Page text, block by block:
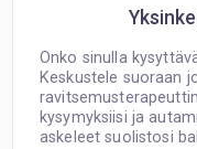
Onko sinulla
Keskustele suoraan
kysymyksiisi ja
askeleet suolistosi